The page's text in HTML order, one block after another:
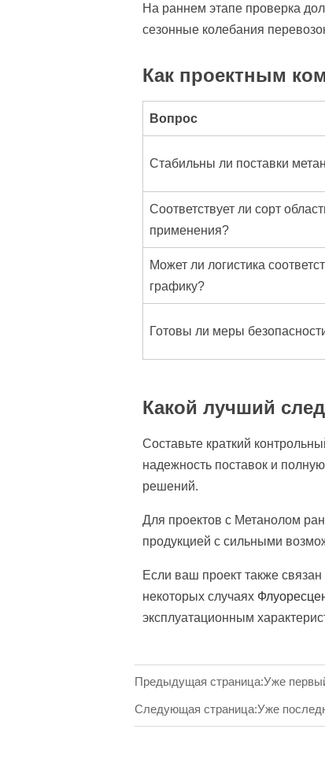
На раннем этапе проверка
сезонные колебания
Как проектным
Вопрос
Стабильны ли поставки
Соответствует ли сорт
применения?
Может ли логистика
графику?
Готовы ли меры
Какой лучший
Составьте краткий
надежность поставок и
решений.
Для проектов с Метанолом
продукцией с сильными
Если ваш проект также
некоторых случаях
эксплуатационным
Предыдущая страница:Уже
Следующая страница:Уже